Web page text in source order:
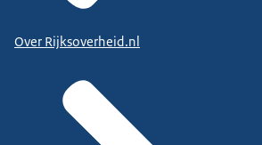
Over Rijksoverheid.nl